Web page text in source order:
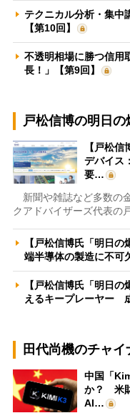
テクニカル分析・集中
【第10回】
不透明相場に勝つ信
長！」【第9回】
戸松信博の明日の
【戸松
デバイス
要…
新聞や雑誌など多数の
クアドバイザーズ代表の
【戸松信博氏「明日
端半導体の製造に不可
【戸松信博氏「明日
えるキープレーヤー
田代尚機のチャ
中国「
か？ 米
AI…